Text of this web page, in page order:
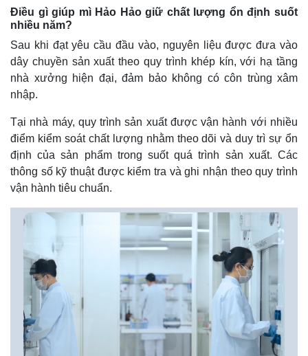
Thế giới
Quan sát
Cuộc sống đó đây
Hồ sơ
Video
Ảnh
E-Magazine
Điều gì giúp mì Hảo Hảo giữ chất lượng ổn định suốt
nhiều năm?
Sau khi đạt yêu cầu đầu vào, nguyên liệu được đưa vào
dây chuyền sản xuất theo quy trình khép kín, với hạ tầng
nhà xưởng hiện đại, đảm bảo không có côn trùng xâm
nhập.
Tại nhà máy, quy trình sản xuất được vận hành với nhiều
điểm kiểm soát chất lượng nhằm theo dõi và duy trì sự ổn
định của sản phẩm trong suốt quá trình sản xuất. Các
thông số kỹ thuật được kiểm tra và ghi nhận theo quy trình
vận hành tiêu chuẩn.